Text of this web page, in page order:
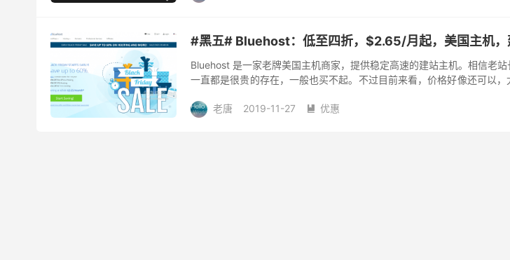
#黑五# Bluehost：低至四折，$2.65/月起，美国主机，
Bluehost 是一家老牌美国主机商家，提供稳定高速的建站主机。相信老
一直都是很贵的存在，一般也买不起。不过目前来看，价格好像还可以，
老唐 2019-11-27  优惠